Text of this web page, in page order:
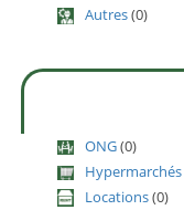
Autres(0)
ONG(0)
Hypermarchés
Locations(0)